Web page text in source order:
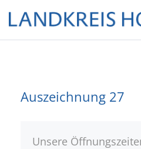
Auszeichnung 27
Unsere